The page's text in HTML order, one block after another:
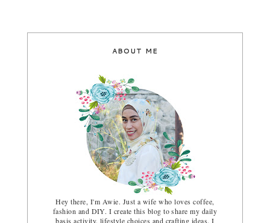
ABOUT ME
Hey there, I'm Awie. Just a wife who loves coffee,
fashion and DIY. I create this blog to share my daily
basis activity, lifestyle choices and crafting ideas. I